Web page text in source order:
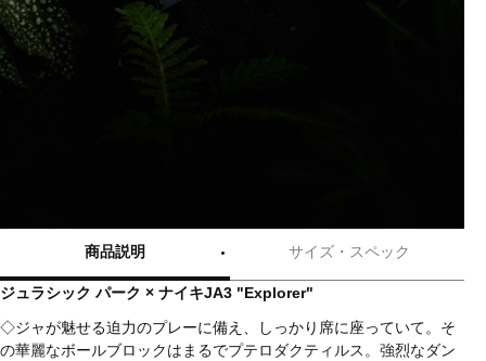
商品説明 サイズ・スペック
ジュラシック パーク × ナイキJA3 "Explorer"
◇ジャが魅せる迫力のプレーに備え、しっかり席に座っていて。そ
の華麗なボールブロックはまるでプテロダクティルス。強烈なダン